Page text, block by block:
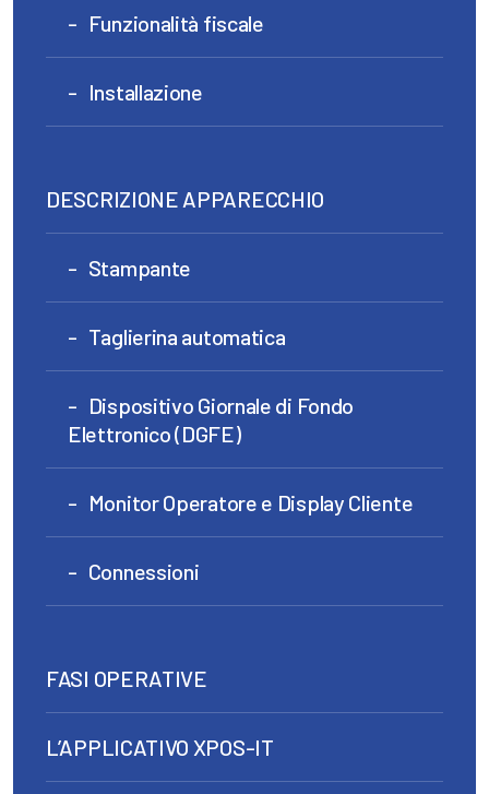
Funzionalità fiscale
Installazione
DESCRIZIONE APPARECCHIO
Stampante
Taglierina automatica
Dispositivo Giornale di Fondo
Elettronico (DGFE)
Monitor Operatore e Display Cliente
Connessioni
FASI OPERATIVE
L’APPLICATIVO XPOS-IT